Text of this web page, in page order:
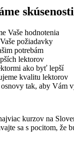
Vaše hodnotenia
požiadavky
potrebám
lektorov
ako byť lepší
kvalitu lektorov
osnovy tak, aby Vám
kurzov na
sa s pocitom, že